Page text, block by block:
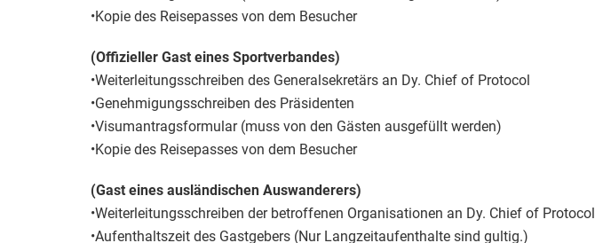
•Kopie des Reisepasses von dem Besucher
(Offizieller Gast eines Sportverbandes)
•Weiterleitungsschreiben des Generalsekretärs an Dy. Chief of Protocol
•Genehmigungsschreiben des Präsidenten
•Visumantragsformular (muss von den Gästen ausgefüllt werden)
•Kopie des Reisepasses von dem Besucher
(Gast eines ausländischen Auswanderers)
•Weiterleitungsschreiben der betroffenen Organisationen an Dy. Chief of Protocol
•Aufenthaltszeit des Gastgebers (Nur Langzeitaufenthalte sind gultig.)